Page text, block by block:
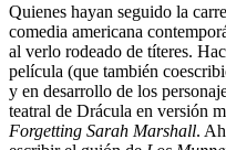
Quienes hayan seguido la
comedia americana
al verlo rodeado de títeres.
película (que también
y en desarrollo de los
teatral de Drácula en versión
Forgetting Sarah Marshall.